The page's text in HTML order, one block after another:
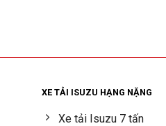
XE TẢI ISUZU HẠNG NẶNG
Xe tải Isuzu 7 tấn